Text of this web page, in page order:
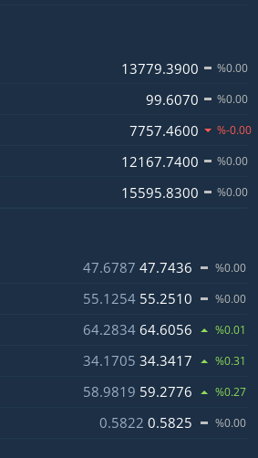
13779.3900 %0.00
99.6070 %0.00
7757.4600 %-0.00
12167.7400 %0.00
15595.8300 %0.00
47.6787 47.7436 %0.00
55.1254 55.2510 %0.00
64.2834 64.6056 %0.01
34.1705 34.3417 %0.31
58.9819 59.2776 %0.27
0.5822 0.5825 %0.00